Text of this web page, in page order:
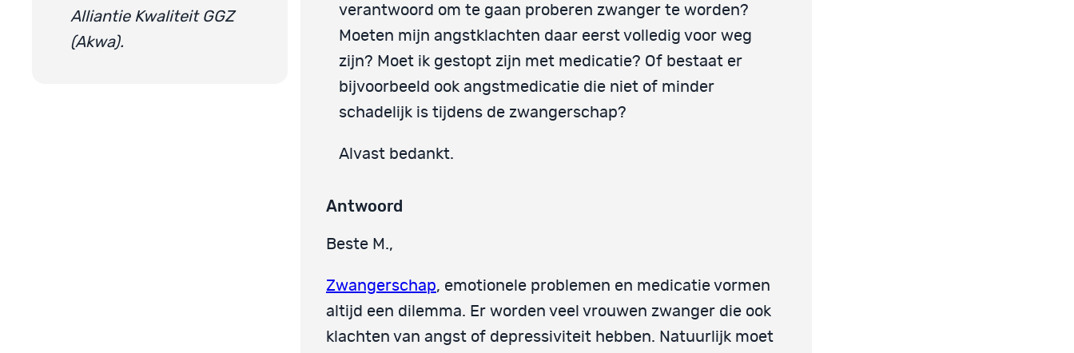
Alliantie Kwaliteit GGZ
(Akwa).
verantwoord om te gaan proberen zwanger te worden?
Moeten mijn angstklachten daar eerst volledig voor weg
zijn? Moet ik gestopt zijn met medicatie? Of bestaat er
bijvoorbeeld ook angstmedicatie die niet of minder
schadelijk is tijdens de zwangerschap?
Alvast bedankt.
Antwoord
Beste M.,
Zwangerschap, emotionele problemen en medicatie vormen
altijd een dilemma. Er worden veel vrouwen zwanger die ook
klachten van angst of depressiviteit hebben. Natuurlijk moet